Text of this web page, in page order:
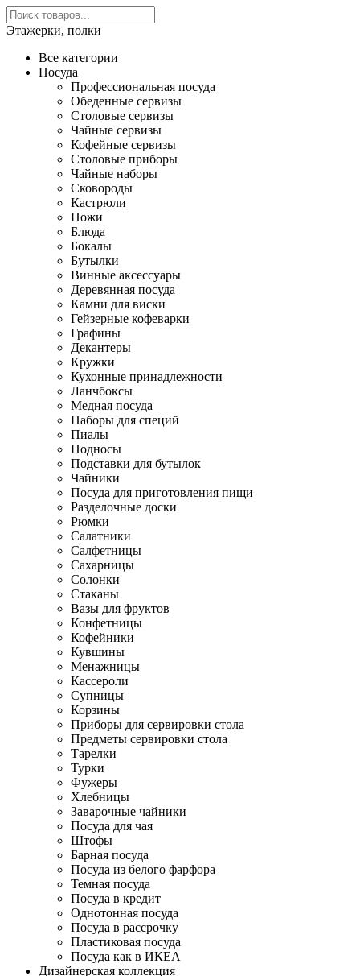
Этажерки, полки
Все категории
Посуда
Профессиональная посуда
Обеденные сервизы
Столовые сервизы
Чайные сервизы
Кофейные сервизы
Столовые приборы
Чайные наборы
Сковороды
Кастрюли
Ножи
Блюда
Бокалы
Бутылки
Винные аксессуары
Деревянная посуда
Камни для виски
Гейзерные кофеварки
Графины
Декантеры
Кружки
Кухонные принадлежности
Ланчбоксы
Медная посуда
Наборы для специй
Пиалы
Подносы
Подставки для бутылок
Чайники
Посуда для приготовления пищи
Разделочные доски
Рюмки
Салатники
Салфетницы
Сахарницы
Солонки
Стаканы
Вазы для фруктов
Конфетницы
Кофейники
Кувшины
Менажницы
Кассероли
Супницы
Корзины
Приборы для сервировки стола
Предметы сервировки стола
Тарелки
Турки
Фужеры
Хлебницы
Заварочные чайники
Посуда для чая
Штофы
Барная посуда
Посуда из белого фарфора
Темная посуда
Посуда в кредит
Однотонная посуда
Посуда в рассрочку
Пластиковая посуда
Посуда как в ИКЕА
Дизайнерская коллекция